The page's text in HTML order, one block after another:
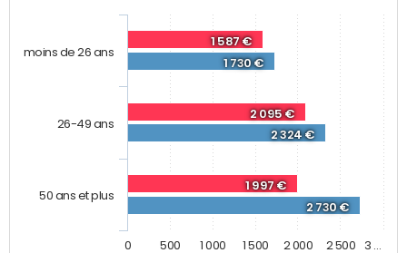
1 587 €
2 095 €
1 997 €
1 730 €
2 324 €
2 730 €
moins de 26 ans
26-49 ans
50 ans et plus
0 500 1 000 1 500 2 000 2 500 3 …